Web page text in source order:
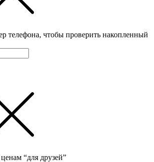
телефона, чтобы проверить накопленный
“для друзей”